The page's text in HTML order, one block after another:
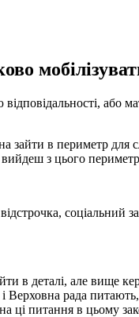
або
в периметр для
з цього
соціальний
в деталі, але вище
і Верховна рада
ці питання в цьому